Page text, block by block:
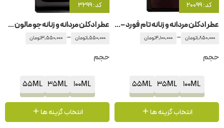
کد: 20099
عطر ادکلن مردانه و زنانه تام فورد – تامفورد لندن
1,850,000تومان –
4,100,000تومان
حجم
100ML
35ML
55ML
انتخاب گزینه ها
کد: 3299
عطر ادکلن مردانه و زنانه جو مالون عود برگاموت
1,550,000تومان –
3,550,000تومان
حجم
100ML
35ML
55ML
انتخاب گزینه ها